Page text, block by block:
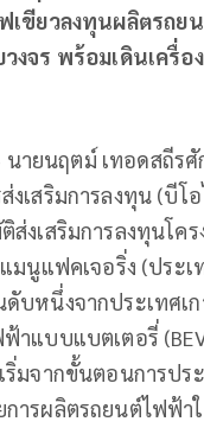
เขียวลงทุนผลิตรถย
งจร พร้อมเดินเครื่
นายนฤตม์ เทอดสถีรศั
เสริมการลงทุน (บีโอ
ส่งเสริมการลงทุนโค
มนูแฟคเจอริ่ง (ประเ
บหนึ่งจากประเทศเ
าแบบแบตเตอรี่
ริ่มจากขั้นตอนการปร
ารผลิตรถยนต์ไฟฟ้า